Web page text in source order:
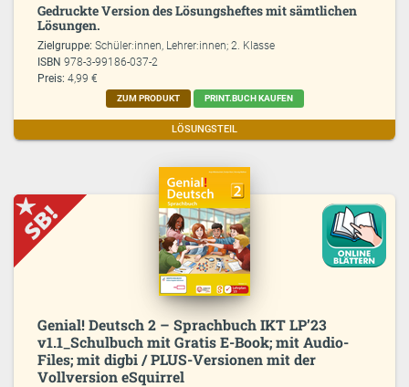
Gedruckte Version des Lösungsheftes mit sämtlichen
Lösungen.
Zielgruppe:Schüler:innen, Lehrer:innen; 2. Klasse
ISBN978-3-99186-037-2
Preis: 4,99 €
ZUM PRODUKT PRINT.BUCH KAUFEN
LÖSUNGSTEIL
Genial! Deutsch 2 – Sprachbuch IKT LP’23
v1.1_Schulbuch mit Gratis E-Book; mit Audio-
Files; mit digbi / PLUS-Versionen mit der
Vollversion eSquirrel